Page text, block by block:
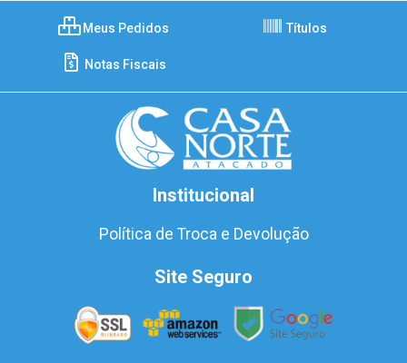
Meus Pedidos Títulos
Notas Fiscais
Institucional
Política de Troca e Devolução
Site Seguro